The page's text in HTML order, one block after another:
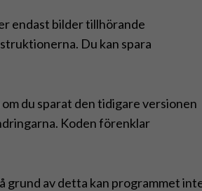
endast bilder tillhörande
Du kan spara
du sparat den tidigare versionen
Koden förenklar
grund av detta kan programmet